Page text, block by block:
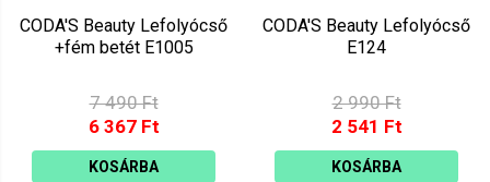
CODA'S Beauty Lefolyócső
+fém betét E1005
7 490 Ft
6 367 Ft
KOSÁRBA
CODA'S Beauty Lefolyócső
E124
2 990 Ft
2 541 Ft
KOSÁRBA